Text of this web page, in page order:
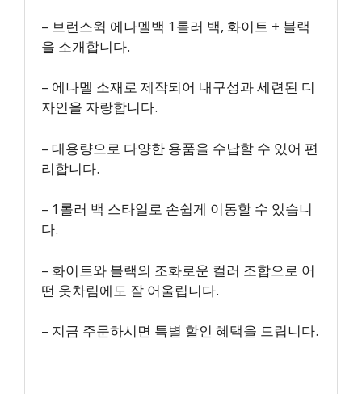
– 브런스윅 에나멜백 1롤러 백, 화이트 + 블랙
을 소개합니다.
– 에나멜 소재로 제작되어 내구성과 세련된 디
자인을 자랑합니다.
– 대용량으로 다양한 용품을 수납할 수 있어 편
리합니다.
– 1롤러 백 스타일로 손쉽게 이동할 수 있습니
다.
– 화이트와 블랙의 조화로운 컬러 조합으로 어
떤 옷차림에도 잘 어울립니다.
– 지금 주문하시면 특별 할인 혜택을 드립니다.